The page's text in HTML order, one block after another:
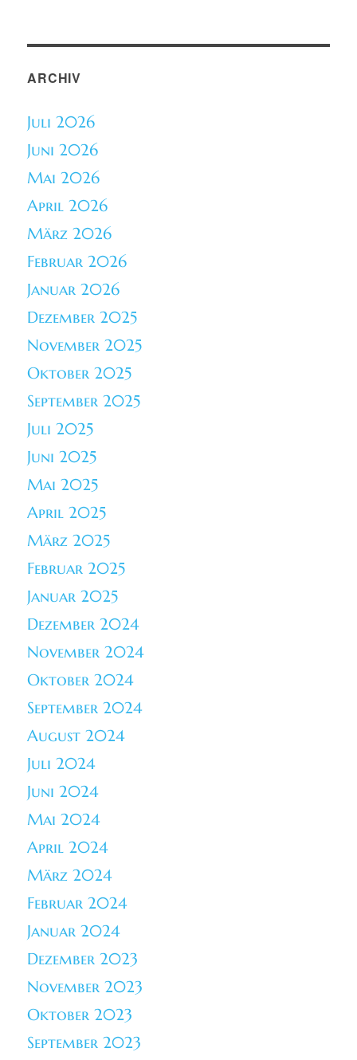
ARCHIV
Juli 2026
Juni 2026
Mai 2026
April 2026
März 2026
Februar 2026
Januar 2026
Dezember 2025
November 2025
Oktober 2025
September 2025
Juli 2025
Juni 2025
Mai 2025
April 2025
März 2025
Februar 2025
Januar 2025
Dezember 2024
November 2024
Oktober 2024
September 2024
August 2024
Juli 2024
Juni 2024
Mai 2024
April 2024
März 2024
Februar 2024
Januar 2024
Dezember 2023
November 2023
Oktober 2023
September 2023